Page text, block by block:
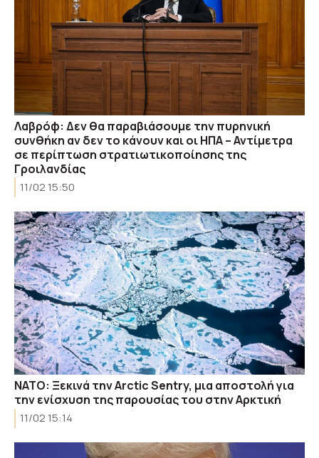
Λαβρόφ: Δεν θα παραβιάσουμε την πυρηνική
συνθήκη αν δεν το κάνουν και οι ΗΠΑ – Αντίμετρα
σε περίπτωση στρατιωτικοποίησης της
Γροιλανδίας
11/02 15:50
ΝΑΤΟ: Ξεκινά την Arctic Sentry, μια αποστολή για
την ενίσχυση της παρουσίας του στην Αρκτική
11/02 15:14